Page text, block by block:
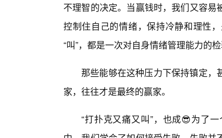
不理智的决定。当赢钱时，我们又容
控制住自己的情绪，保持冷静和理性
“叫”，都是一次对自身情绪管理能力的
那些能够在这种压力下保持镇定
家，往往才是最终的赢家。
“打扑克又痛又叫”，也成😎为了